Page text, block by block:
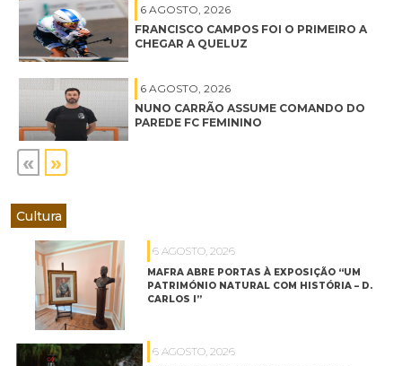
6 AGOSTO, 2026
FRANCISCO CAMPOS FOI O PRIMEIRO A
CHEGAR A QUELUZ
6 AGOSTO, 2026
NUNO CARRÃO ASSUME COMANDO DO
PAREDE FC FEMININO
« »
Cultura
6 AGOSTO, 2026
MAFRA ABRE PORTAS À EXPOSIÇÃO “UM
PATRIMÓNIO NATURAL COM HISTÓRIA – D.
CARLOS I”
6 AGOSTO, 2026